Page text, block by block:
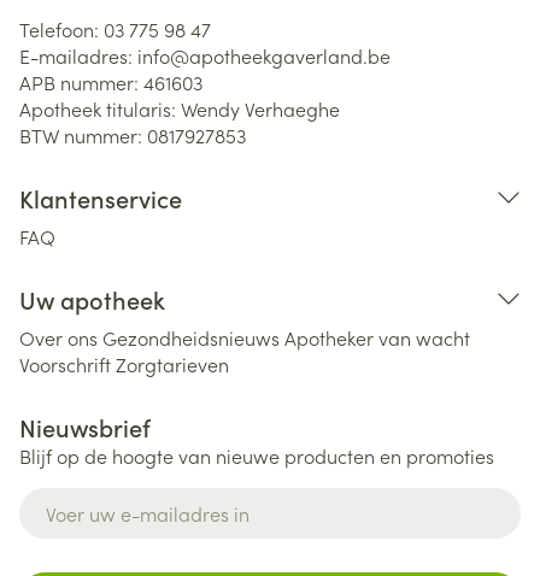
Telefoon: 03 775 98 47
E-mailadres: info@apotheekgaverland.be
APB nummer: 461603
Apotheek titularis: Wendy Verhaeghe
BTW nummer: 0817927853
Klantenservice
FAQ
Uw apotheek
Over ons Gezondheidsnieuws Apotheker van wacht
VoorschriftZorgtarieven
Nieuwsbrief
Blijf op de hoogte van nieuwe producten en promoties